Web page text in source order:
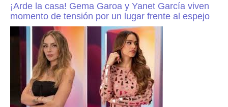
¡Arde la casa! Gema Garoa y Yanet García viven
momento de tensión por un lugar frente al espejo